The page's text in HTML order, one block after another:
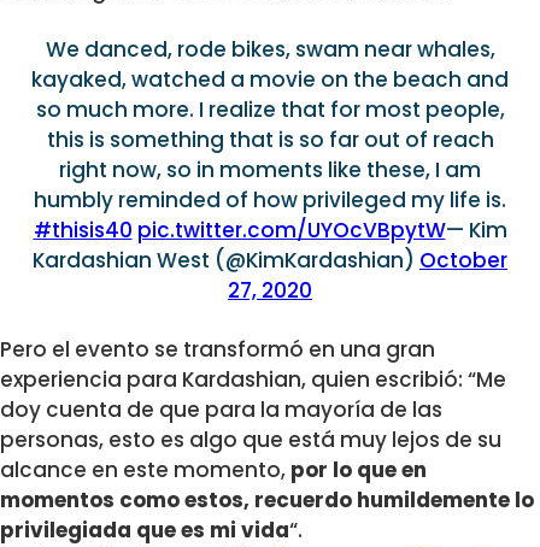
We danced, rode bikes, swam near whales,
kayaked, watched a movie on the beach and
so much more. I realize that for most people,
this is something that is so far out of reach
right now, so in moments like these, I am
humbly reminded of how privileged my life is.
#thisis40 pic.twitter.com/UYOcVBpytW— Kim
Kardashian West (@KimKardashian) October
27, 2020
Pero el evento se transformó en una gran
experiencia para Kardashian, quien escribió: “Me
doy cuenta de que para la mayoría de las
personas, esto es algo que está muy lejos de su
alcance en este momento, por lo que en
momentos como estos, recuerdo humildemente lo
privilegiada que es mi vida“.